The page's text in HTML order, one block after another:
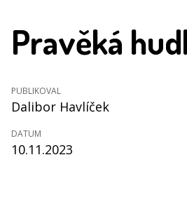
Pravěká
PUBLIKOVAL
Dalibor Havlíček
DATUM
10.11.2023